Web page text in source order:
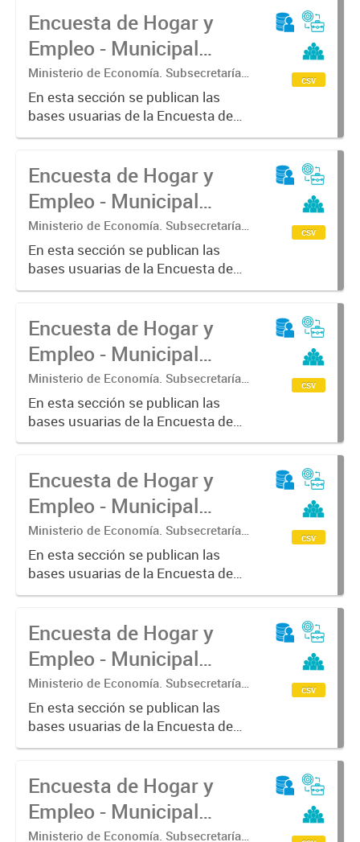
Encuesta de Hogar y
Empleo - Municipal
(EHE-M) - Viamonte
Ministerio de Economía. Subsecretaría
de Coordinación Económica y
Estadística. Dirección Provincial de
Estadística.
En esta sección se publican las
bases usuarias de la Encuesta de
Hogar y Empleo - Municipal (EHE-
csv
Encuesta de Hogar y
Empleo - Municipal
(EHE-M) - Morón
Ministerio de Economía. Subsecretaría
de Coordinación Económica y
Estadística. Dirección Provincial de
Estadística.
En esta sección se publican las
bases usuarias de la Encuesta de
Hogar y Empleo - Municipal (EHE-
csv
Encuesta de Hogar y
Empleo - Municipal
(EHE-M) - Lanús
Ministerio de Economía. Subsecretaría
de Coordinación Económica y
Estadística. Dirección Provincial de
Estadística.
En esta sección se publican las
bases usuarias de la Encuesta de
Hogar y Empleo - Municipal (EHE-
csv
Encuesta de Hogar y
Empleo - Municipal
(EHE-M) - Junín
Ministerio de Economía. Subsecretaría
de Coordinación Económica y
Estadística. Dirección Provincial de
Estadística.
En esta sección se publican las
bases usuarias de la Encuesta de
Hogar y Empleo - Municipal (EHE-
csv
Encuesta de Hogar y
Empleo - Municipal
(EHE-M) - Escobar
Ministerio de Economía. Subsecretaría
de Coordinación Económica y
Estadística. Dirección Provincial de
Estadística.
En esta sección se publican las
bases usuarias de la Encuesta de
Hogar y Empleo - Municipal (EHE-
csv
Encuesta de Hogar y
Empleo - Municipal
(EHE-M) - Patagones
Ministerio de Economía. Subsecretaría